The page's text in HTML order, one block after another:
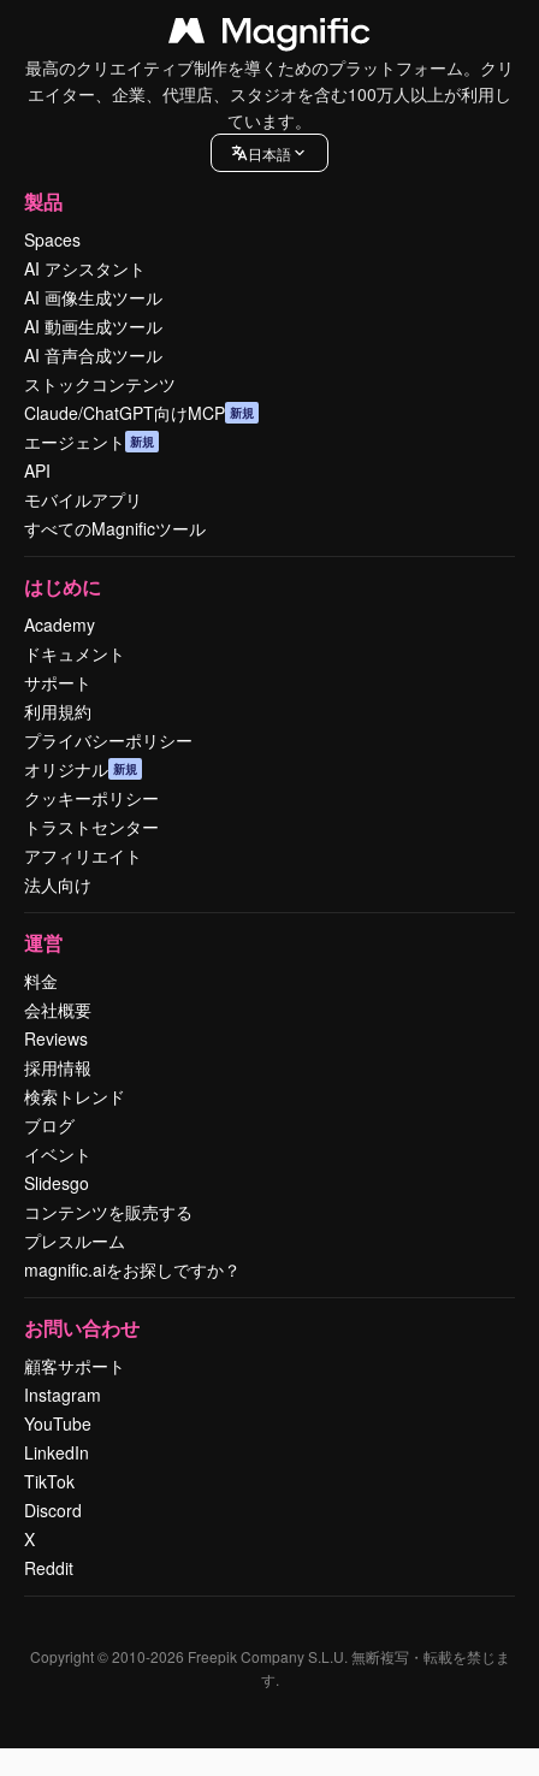
最高のクリエイティブ制作を導くためのプラットフォーム。クリ
エイター、企業、代理店、スタジオを含む100万人以上が利用し
ています。
日本語
製品
Spaces
AI アシスタント
AI 画像生成ツール
AI 動画生成ツール
AI 音声合成ツール
ストックコンテンツ
Claude/ChatGPT向けMCP 新規
エージェント 新規
API
モバイルアプリ
すべてのMagnificツール
はじめに
Academy
ドキュメント
サポート
利用規約
プライバシーポリシー
オリジナル 新規
クッキーポリシー
トラストセンター
アフィリエイト
法人向け
運営
料金
会社概要
Reviews
採用情報
検索トレンド
ブログ
イベント
Slidesgo
コンテンツを販売する
プレスルーム
magnific.aiをお探しですか？
お問い合わせ
顧客サポート
Instagram
YouTube
LinkedIn
TikTok
Discord
X
Reddit
Copyright © 2010-2026 Freepik Company S.L.U. 無断複写・転載を禁じま
す.